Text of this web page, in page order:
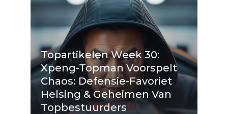
Topartikelen Week 30:
Xpeng-Topman Voorspelt
Chaos: Defensie-Favoriet
Helsing & Geheimen Van
Topbestuurders